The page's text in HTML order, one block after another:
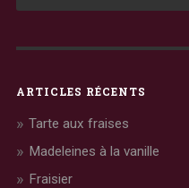
ARTICLES RÉCENTS
Tarte aux fraises
Madeleines à la vanille
Fraisier